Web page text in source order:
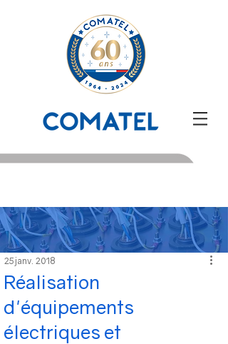
Réalisation
d'équipements
électriques et
25 janv. 2018